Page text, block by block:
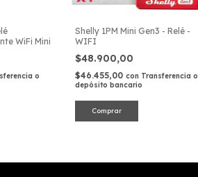
WiFi Mini
o
Shelly 1PM Mini Gen3 - Relé -
WIFI
$48.900,00
$46.455,00 con Transferencia o
depósito bancario